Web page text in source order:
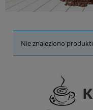
Nie znaleziono